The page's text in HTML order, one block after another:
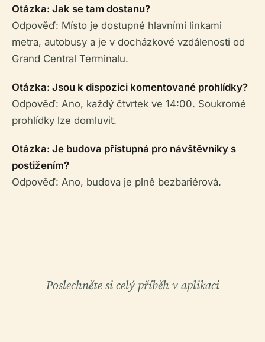
Otázka: Jak se tam dostanu?
Odpověď: Místo je dostupné hlavními linkami
metra, autobusy a je v docházkové vzdálenosti od
Grand Central Terminalu.
Otázka: Jsou k dispozici komentované prohlídky?
Odpověď: Ano, každý čtvrtek ve 14:00. Soukromé
prohlídky lze domluvit.
Otázka: Je budova přístupná pro návštěvníky s
postižením?
Odpověď: Ano, budova je plně bezbariérová.
Poslechněte si celý příběh v aplikaci